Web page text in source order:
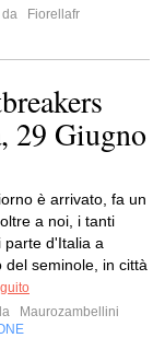
da
Fiorellafr
29 Giugno
è arrivato, fa un
a noi, i tanti
parte d'Italia a
del seminole, in città
Maurozambellini